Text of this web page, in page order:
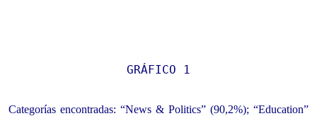
GRÁFICO 1
Categorías encontradas: “News & Politics” (90,2%); “Education”